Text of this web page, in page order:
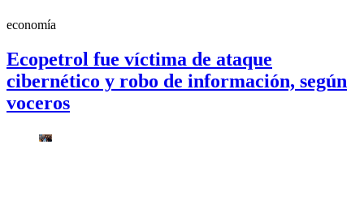
economía
Ecopetrol fue víctima de ataque
cibernético y robo de información, según
voceros